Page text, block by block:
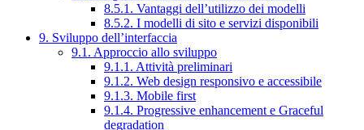
8.5.1. Vantaggi dell’utilizzo dei modelli
8.5.2. I modelli di sito e servizi disponibili
9. Sviluppo dell’interfaccia
9.1. Approccio allo sviluppo
9.1.1. Attività preliminari
9.1.2. Web design responsivo e accessibile
9.1.3. Mobile first
9.1.4. Progressive enhancement e Graceful
degradation